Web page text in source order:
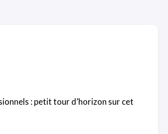
: petit tour d’horizon sur cet